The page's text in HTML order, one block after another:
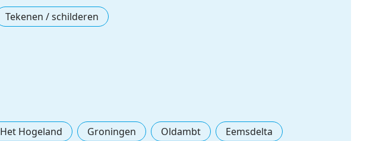
Tekenen / schilderen
Het Hogeland Groningen Oldambt
Eemsdelta